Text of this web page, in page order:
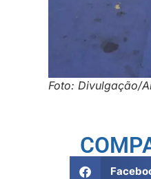
Foto: Divulgação/